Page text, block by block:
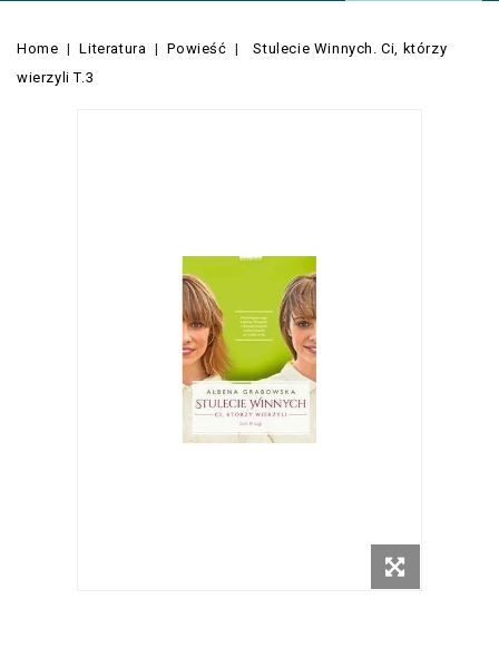
Home Literatura Powieść
Stulecie Winnych. Ci, którzy
wierzyli T.3